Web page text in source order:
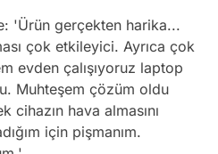
'Ürün gerçekten harika...
çok etkileyici. Ayrıca çok
evden çalışıyoruz laptop
Muhteşem çözüm oldu
cihazın hava almasını
için pişmanım.